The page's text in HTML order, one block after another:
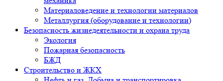
Материаловедение и технологии материалов
Металлургия (оборудование и технологии)
Безопасность жизнедеятельности и охрана труда
Экология
Пожарная безопасность
БЖД
Строительство и ЖКХ